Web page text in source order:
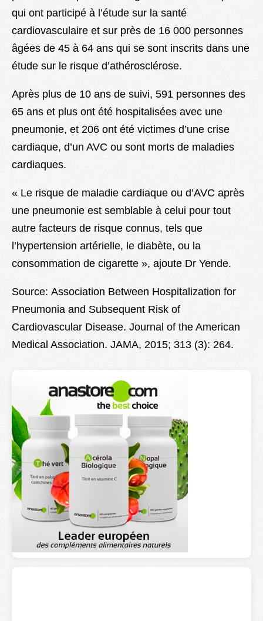
qui ont participé à l’étude sur la santé
cardiovasculaire et sur près de 16 000 personnes
âgées de 45 à 64 ans qui se sont inscrits dans une
étude sur le risque d’athérosclérose.
Après plus de 10 ans de suivi, 591 personnes des
65 ans et plus ont été hospitalisées avec une
pneumonie, et 206 ont été victimes d’une crise
cardiaque, d’un AVC ou sont morts de maladies
cardiaques.
« Le risque de maladie cardiaque ou d’AVC après
une pneumonie est semblable à celui pour tout
autre facteurs de risque connus, tels que
l’hypertension artérielle, le diabète, ou la
consommation de cigarette », ajoute Dr Yende.
Source: Association Between Hospitalization for
Pneumonia and Subsequent Risk of
Cardiovascular Disease. Journal of the American
Medical Association. JAMA, 2015; 313 (3): 264.